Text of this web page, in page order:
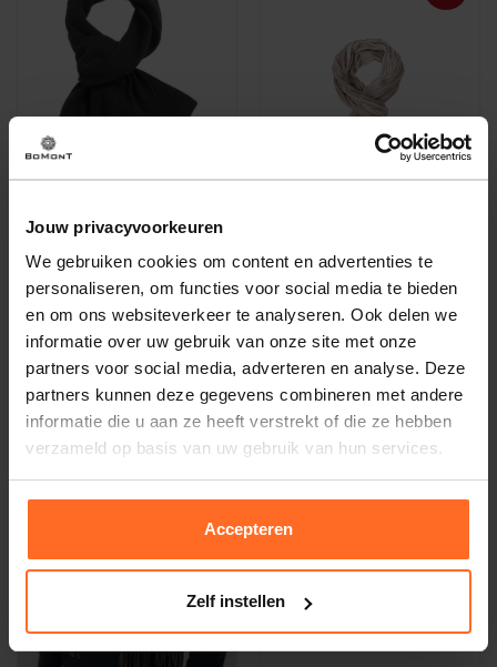
Jouw privacyvoorkeuren
We gebruiken cookies om content en advertenties te
personaliseren, om functies voor social media te bieden
en om ons websiteverkeer te analyseren. Ook delen we
informatie over uw gebruik van onze site met onze
partners voor social media, adverteren en analyse. Deze
partners kunnen deze gegevens combineren met andere
informatie die u aan ze heeft verstrekt of die ze hebben
verzameld op basis van uw gebruik van hun services.
Accepteren
Zelf instellen
Lyle & Scott
54,95
Tresanti
29,95 19,47
-20% -35%